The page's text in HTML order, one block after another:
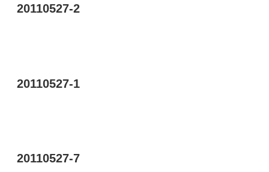
20110527-2
20110527-1
20110527-7